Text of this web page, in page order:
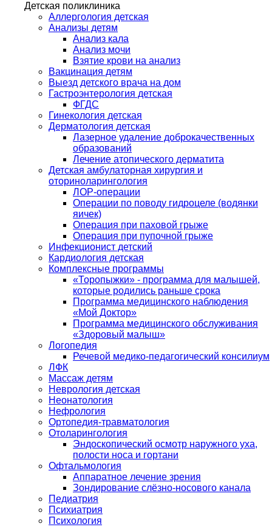
Детская поликлиника
Аллергология детская
Анализы детям
Анализ кала
Анализ мочи
Взятие крови на анализ
Вакцинация детям
Выезд детского врача на дом
Гастроэнтерология детская
ФГДС
Гинекология детская
Дерматология детская
Лазерное удаление доброкачественных
образований
Лечение атопического дерматита
Детская амбулаторная хирургия и
оториноларингология
ЛОР-операции
Операции по поводу гидроцеле (водянки
яичек)
Операция при паховой грыже
Операция при пупочной грыже
Инфекционист детский
Кардиология детская
Комплексные программы
«Торопыжки» - программа для малышей,
которые родились раньше срока
Программа медицинского наблюдения
«Мой Доктор»
Программа медицинского обслуживания
«Здоровый малыш»
Логопедия
Речевой медико-педагогический консилиум
ЛФК
Массаж детям
Неврология детская
Неонатология
Нефрология
Ортопедия-травматология
Отоларингология
Эндоскопический осмотр наружного уха,
полости носа и гортани
Офтальмология
Аппаратное лечение зрения
Зондирование слёзно-носового канала
Педиатрия
Психиатрия
Психология